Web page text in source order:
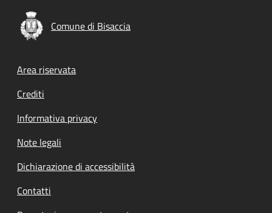
Comune di Bisaccia
Footer menu
Area riservata
Crediti
Informativa privacy
Note legali
Dichiarazione di accessibilità
Contatti